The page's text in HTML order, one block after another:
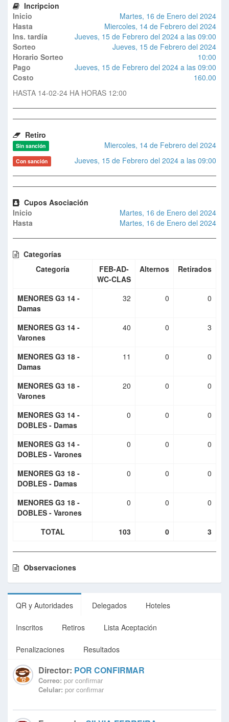
Incripcion
Inicio
Martes, 16 de Enero del 2024
Hasta
Miercoles, 14 de Febrero del 2024
Ins. tardía
Jueves, 15 de Febrero del 2024 a las 09:00
Sorteo
Jueves, 15 de Febrero del 2024
Horario Sorteo
10:00
Pago
Jueves, 15 de Febrero del 2024 a las 09:00
Costo
160.00
HASTA 14-02-24 HA HORAS 12:00
Retiro
Sin sanción Miercoles, 14 de Febrero del 2024
Con sanción Jueves, 15 de Febrero del 2024 a las 09:00
Cupos Asociación
Inicio
Martes, 16 de Enero del 2024
Hasta
Martes, 16 de Enero del 2024
Categorías
Categoría
FEB-AD-
WC-CLAS
Alternos Retirados
MENORES G3 14 -
Damas
32 0 0
MENORES G3 14 -
Varones
40 0 3
MENORES G3 18 -
Damas
11 0 0
MENORES G3 18 -
Varones
20 0 0
MENORES G3 14 -
DOBLES - Damas
0 0 0
MENORES G3 14 -
DOBLES - Varones
0 0 0
MENORES G3 18 -
DOBLES - Damas
0 0 0
MENORES G3 18 -
DOBLES - Varones
0 0 0
TOTAL 103 0 3
Observaciones
QR y Autoridades Delegados Hoteles
Inscritos Retiros Lista Aceptación
Penalizaciones Resultados
Director: POR CONFIRMAR
Correo: por confirmar
Celular: por confirmar